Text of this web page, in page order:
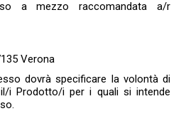
a mezzo raccomandata a/r
Verona
dovrà specificare la volontà di
i Prodotto/i per i quali si intende